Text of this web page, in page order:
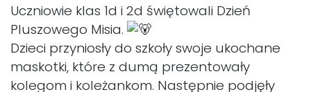
Uczniowie klas 1d i 2d świętowali Dzień
Pluszowego Misia.
Dzieci przyniosły do szkoły swoje ukochane
maskotki, które z dumą prezentowały
kolegom i koleżankom. Następnie podjęły